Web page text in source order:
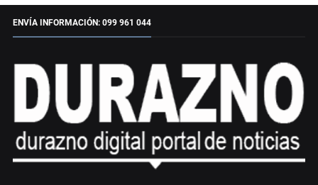
ENVÍA INFORMACIÓN: 099 961 044